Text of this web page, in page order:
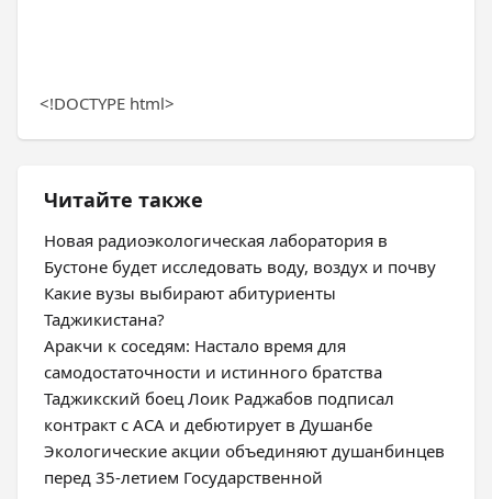
<!DOCTYPE html>
Читайте также
Новая радиоэкологическая лаборатория в
Бустоне будет исследовать воду, воздух и почву
Какие вузы выбирают абитуриенты
Таджикистана?
Аракчи к соседям: Настало время для
самодостаточности и истинного братства
Таджикский боец Лоик Раджабов подписал
контракт с ACA и дебютирует в Душанбе
Экологические акции объединяют душанбинцев
перед 35-летием Государственной